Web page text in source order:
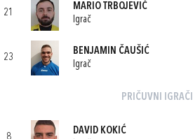
21
MARIO TRBOJEVIĆ
Igrač
23
BENJAMIN ČAUŠIĆ
Igrač
PRIČUVNI IGRAČI
DAVID KOKIĆ